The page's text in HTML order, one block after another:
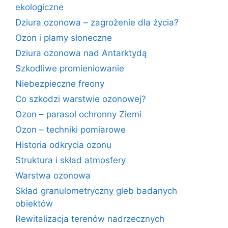
ekologiczne
Dziura ozonowa – zagrożenie dla życia?
Ozon i plamy słoneczne
Dziura ozonowa nad Antarktydą
Szkodliwe promieniowanie
Niebezpieczne freony
Co szkodzi warstwie ozonowej?
Ozon – parasol ochronny Ziemi
Ozon – techniki pomiarowe
Historia odkrycia ozonu
Struktura i skład atmosfery
Warstwa ozonowa
Skład granulometryczny gleb badanych
obiektów
Rewitalizacja terenów nadrzecznych